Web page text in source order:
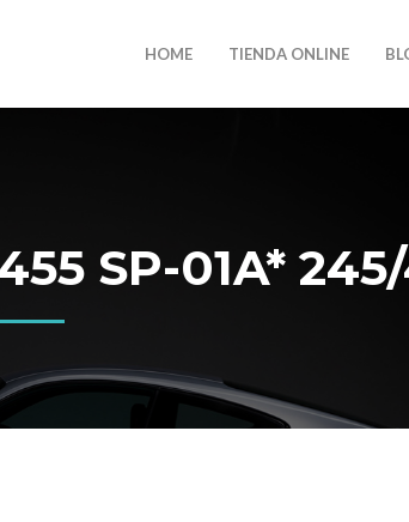
HOME TIENDA ONLINE
SP-01A*